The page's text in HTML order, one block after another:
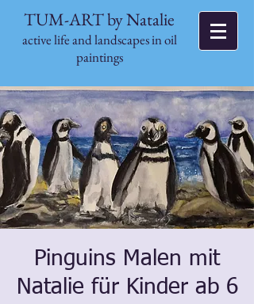
TUM-ART by Natalie
active life and landscapes in oil
paintings
Pinguins Malen mit
Natalie für Kinder ab 6